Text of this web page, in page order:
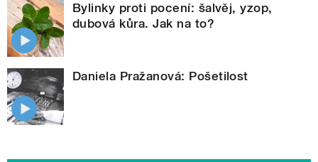
Bylinky proti pocení: šalvěj, yzop,
dubová kůra. Jak na to?
Daniela Pražanová: Pošetilost